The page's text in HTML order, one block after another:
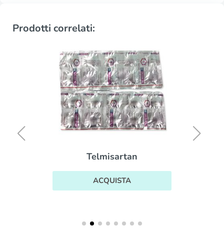
Prodotti correlati:
Telmisartan
ACQUISTA